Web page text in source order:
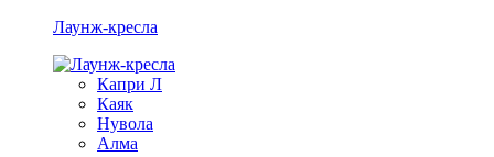
Лаунж-кресла
Капри Л
Каяк
Нувола
Алма